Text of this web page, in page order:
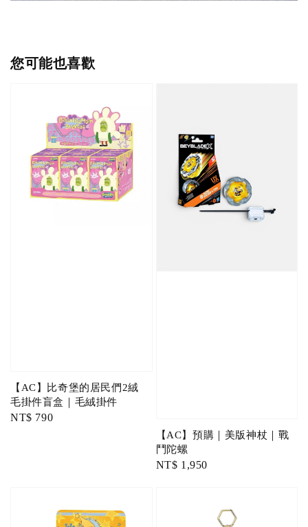
您可能也喜歡
【AC】比奇堡的居民們2絨
毛掛件盲盒｜毛絨掛件
Regular
NT$ 790
【AC】預購｜美版神杖｜戰
鬥陀螺
Regular
NT$ 1,950